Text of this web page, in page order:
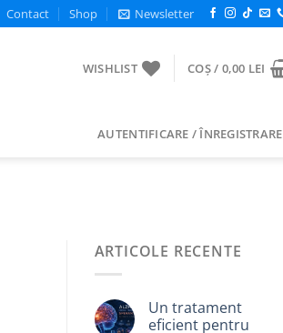
Contact Shop Newsletter
WISHLIST COȘ / 0,00 LEI
AUTENTIFICARE / ÎNREGISTRARE
ARTICOLE RECENTE
Un tratament
eficient pentru